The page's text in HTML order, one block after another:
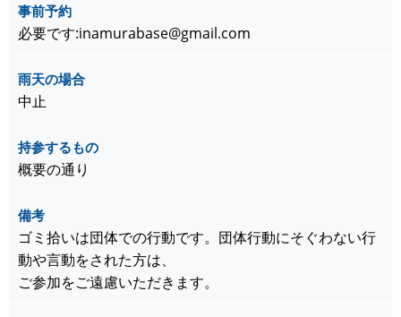
事前予約
必要です:inamurabase@gmail.com
雨天の場合
中止
持参するもの
概要の通り
備考
ゴミ拾いは団体での行動です。団体行動にそぐわない行
動や言動をされた方は、
ご参加をご遠慮いただきます。